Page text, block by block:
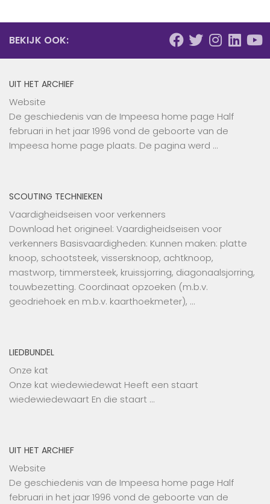
BEKIJK OOK:
UIT HET ARCHIEF
Website
De geschiedenis van de Impeesa home page Half
februari in het jaar 1996 vond de geboorte van de
Impeesa home page plaats. De pagina werd …
SCOUTING TECHNIEKEN
Vaardigheidseisen voor verkenners
Download het origineel: Vaardigheidseisen voor
verkenners Basisvaardigheden: Kunnen maken: platte
knoop, schootsteek, vissersknoop, achtknoop,
mastworp, timmersteek, kruissjorring, diagonaalsjorring,
touwbezetting. Coordinaat opzoeken (m.b.v.
geodriehoek en m.b.v. kaarthoekmeter), …
LIEDBUNDEL
Onze kat
Onze kat wiedewiedewat Heeft een staart
wiedewiedewaart En die staart …
UIT HET ARCHIEF
Website
De geschiedenis van de Impeesa home page Half
februari in het jaar 1996 vond de geboorte van de